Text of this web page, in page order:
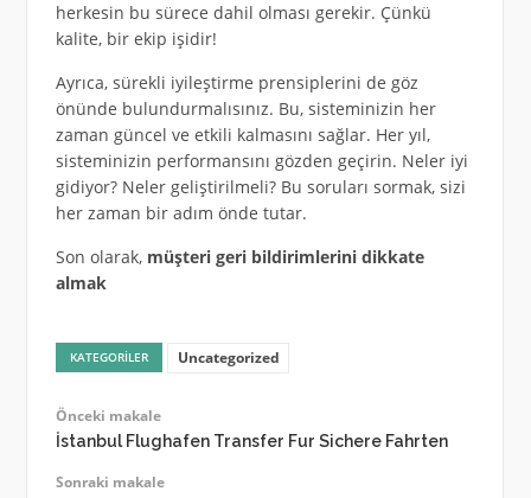
herkesin bu sürece dahil olması gerekir. Çünkü
kalite, bir ekip işidir!
Ayrıca, sürekli iyileştirme prensiplerini de göz
önünde bulundurmalısınız. Bu, sisteminizin her
zaman güncel ve etkili kalmasını sağlar. Her yıl,
sisteminizin performansını gözden geçirin. Neler iyi
gidiyor? Neler geliştirilmeli? Bu soruları sormak, sizi
her zaman bir adım önde tutar.
Son olarak, müşteri geri bildirimlerini dikkate
almak
KATEGORILER Uncategorized
Önceki makale
İstanbul Flughafen Transfer Fur Sichere Fahrten
Sonraki makale